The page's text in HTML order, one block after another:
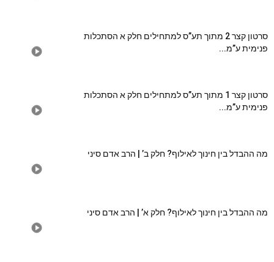
סרטון קצר 2 מתוך תע”ס למתחילים חלק א הסתכלות
פנימית ע”מ...
סרטון קצר 1 מתוך תע”ס למתחילים חלק א הסתכלות
פנימית ע”מ...
מה ההבדל בין חינוך לאילוף? חלק ב’ | הרב אדם סיני
מה ההבדל בין חינוך לאילוף? חלק א’ | הרב אדם סיני